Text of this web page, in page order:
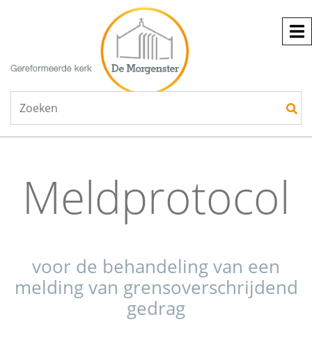
Meldprotocol
voor de behandeling van een
melding van grensoverschrijdend
gedrag